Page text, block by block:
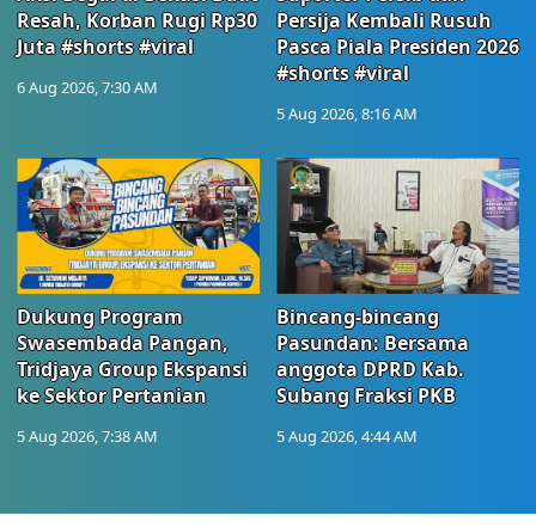
Resah, Korban Rugi Rp30
Juta #shorts #viral
6 Aug 2026, 7:30 AM
Persija Kembali Rusuh
Pasca Piala Presiden 2026
#shorts #viral
5 Aug 2026, 8:16 AM
Dukung Program
Swasembada Pangan,
Tridjaya Group Ekspansi
ke Sektor Pertanian
5 Aug 2026, 7:38 AM
Bincang-bincang
Pasundan: Bersama
anggota DPRD Kab.
Subang Fraksi PKB
5 Aug 2026, 4:44 AM